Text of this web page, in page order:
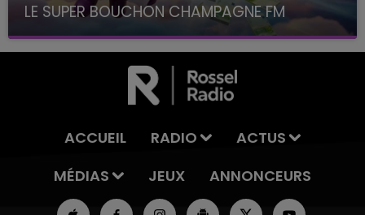
LE SUPER BOUCHON CHAMPAGNE FM
avec La Famille Champagne FM, à 8H10
ACCUEIL RADIO
ACTUS
MÉDIAS
JEUX ANNONCEURS